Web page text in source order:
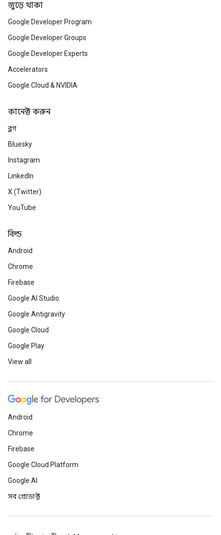
জুড়ে থাকা
Google Developer Program
Google Developer Groups
Google Developer Experts
Accelerators
Google Cloud & NVIDIA
কানেক্ট করুন
ব্লগ
Bluesky
Instagram
LinkedIn
X (Twitter)
YouTube
বিল্ড
Android
Chrome
Firebase
Google AI Studio
Google Antigravity
Google Cloud
Google Play
View all
Android
Chrome
Firebase
Google Cloud Platform
Google AI
সব প্রোডাক্ট